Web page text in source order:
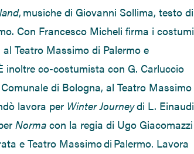
, musiche di Giovanni Sollima, testo di
. Con Francesco Micheli firma i costumi
al Teatro Massimo di Palermo e
inoltre co-costumista con G. Carluccio
di Bologna, al Teatro Massimo
lavora per WinterJourneydi L. Einaudi
Norma con la regia di Ugo Giacomazzi
e Teatro Massimo di Palermo. Lavora